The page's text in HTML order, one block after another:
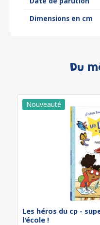
Dimensions en cm
Du
Les héros du cp -
l'école !